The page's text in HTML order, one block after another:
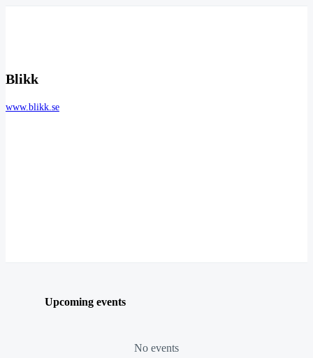
Blikk
www.blikk.se
Upcoming events
No events